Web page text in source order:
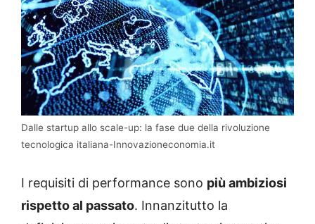
Dalle startup allo scale-up: la fase due della rivoluzione
tecnologica italiana-Innovazioneconomia.it
I requisiti di performance sono più ambiziosi
rispetto al passato. Innanzitutto la